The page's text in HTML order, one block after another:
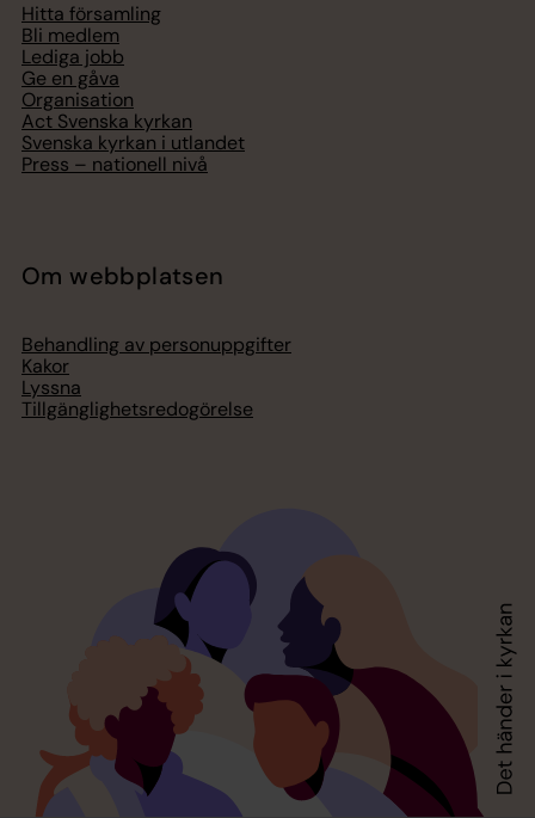
Hitta församling
Bli medlem
Lediga jobb
Ge en gåva
Organisation
Act Svenska kyrkan
Svenska kyrkan i utlandet
Press – nationell nivå
Om webbplatsen
Behandling av personuppgifter
Kakor
Lyssna
Tillgänglighetsredogörelse